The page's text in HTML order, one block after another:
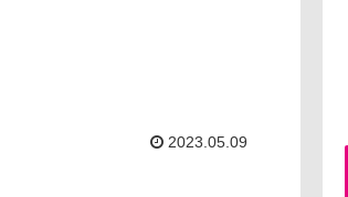
2023.05.09